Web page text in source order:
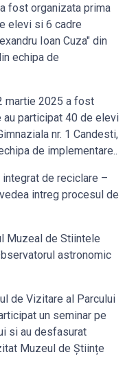
fost organizata prima
elevi si 6 cadre
Ioan Cuza" din
echipa de
martie 2025 a fost
au participat 40 de elevi
nr. 1 Candesti,
de implementare..
de reciclare –
intreg procesul de
Muzeal de Stiintele
astronomic
de Vizitare al Parcului
un seminar pe
si au desfasurat
Muzeul de Științe